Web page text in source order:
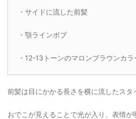
・サイドに流した前髪
・顎ラインボブ
・12-13トーンのマロンブラウンカラ
前髪は目にかかる長さを横に流したスタ
おでこが見えることで光が入り、表情